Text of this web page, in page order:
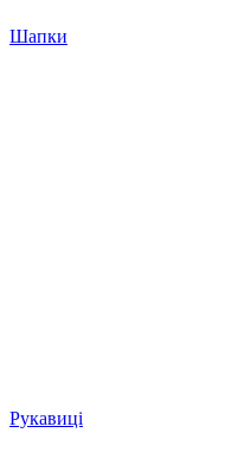
Шапки
Рукавиці